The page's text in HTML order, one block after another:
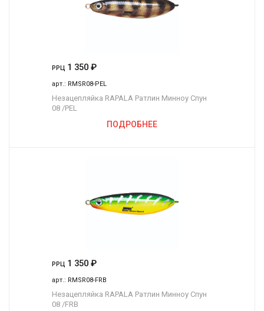
РРЦ 1 350 ₽
арт.: RMSR08-PEL
Незацепляйка RAPALA Ратлин Минноу Спун
08 /PEL
ПОДРОБНЕЕ
РРЦ 1 350 ₽
арт.: RMSR08-FRB
Незацепляйка RAPALA Ратлин Минноу Спун
08 /FRB